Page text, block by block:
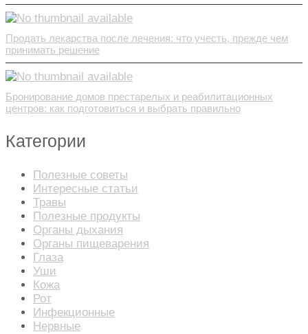
Продать лекарства после лечения: что учесть, прежде чем
принимать решение
Бронирование домов престарелых и реабилитационных
центров: как подготовиться и выбрать правильно
Категории
Полезные советы
Интересные статьи
Травы
Полезные продукты
Органы дыхания
Органы пищеварения
Глаза
Уши
Кожа
Рот
Инфекционные
Нервные